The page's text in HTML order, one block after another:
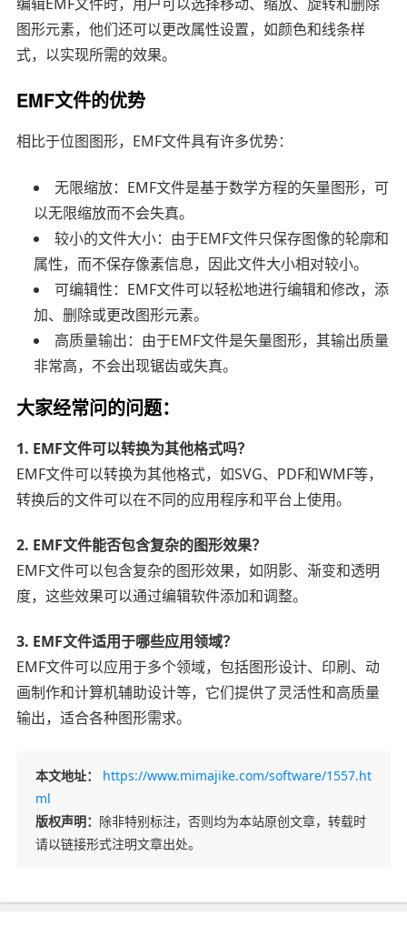
图形元素，他们还可以更改属性设置，如颜色和线条样
式，以实现所需的效果。
EMF文件的优势
相比于位图图形，EMF文件具有许多优势：
无限缩放：EMF文件是基于数学方程的矢量图形，可
以无限缩放而不会失真。
较小的文件大小：由于EMF文件只保存图像的轮廓和
属性，而不保存像素信息，因此文件大小相对较小。
可编辑性：EMF文件可以轻松地进行编辑和修改，添
加、删除或更改图形元素。
高质量输出：由于EMF文件是矢量图形，其输出质量
非常高，不会出现锯齿或失真。
大家经常问的问题：
1. EMF文件可以转换为其他格式吗？
EMF文件可以转换为其他格式，如SVG、PDF和WMF等，
转换后的文件可以在不同的应用程序和平台上使用。
2. EMF文件能否包含复杂的图形效果？
EMF文件可以包含复杂的图形效果，如阴影、渐变和透明
度，这些效果可以通过编辑软件添加和调整。
3. EMF文件适用于哪些应用领域？
EMF文件可以应用于多个领域，包括图形设计、印刷、动
画制作和计算机辅助设计等，它们提供了灵活性和高质量
输出，适合各种图形需求。
本文地址：
https://www.mimajike.com/software/1557.ht
ml
版权声明： 除非特别标注，否则均为本站原创文章，转载时
请以链接形式注明文章出处。